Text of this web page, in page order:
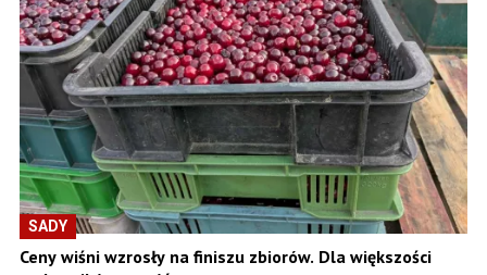
SADY
Ceny wiśni wzrosły na finiszu zbiorów. Dla większości